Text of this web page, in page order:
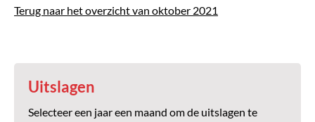
Terug naar het overzicht van oktober 2021
Uitslagen
Selecteer een jaar een maand om de uitslagen te